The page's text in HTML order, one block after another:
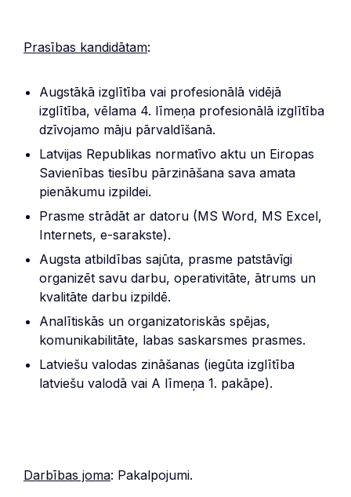
Prasības kandidātam:
Augstākā izglītība vai profesionālā vidējā
izglītība, vēlama 4. līmeņa profesionālā izglītība
dzīvojamo māju pārvaldīšanā.
Latvijas Republikas normatīvo aktu un Eiropas
Savienības tiesību pārzināšana sava amata
pienākumu izpildei.
Prasme strādāt ar datoru (MS Word, MS Excel,
Internets, e-sarakste).
Augsta atbildības sajūta, prasme patstāvīgi
organizēt savu darbu, operativitāte, ātrums un
kvalitāte darbu izpildē.
Analītiskās un organizatoriskās spējas,
komunikabilitāte, labas saskarsmes prasmes.
Latviešu valodas zināšanas (iegūta izglītība
latviešu valodā vai A līmeņa 1. pakāpe).
Darbības joma: Pakalpojumi.